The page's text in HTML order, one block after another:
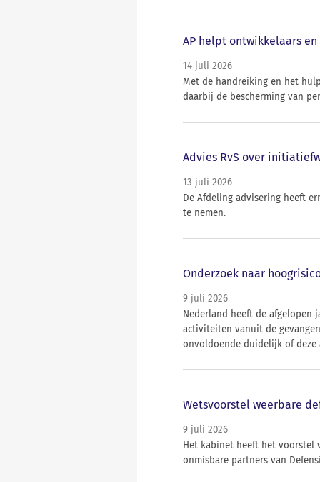
AP helpt ontwikkelaars
14 juli 2026
Met de handreiking en het
daarbij de bescherming van
Advies RvS over
13 juli 2026
De Afdeling advisering heeft
te nemen.
Onderzoek naar
9 juli 2026
Nederland heeft de afgelopen
activiteiten vanuit de
onvoldoende duidelijk of deze
Wetsvoorstel weerbare
9 juli 2026
Het kabinet heeft het voorstel
onmisbare partners van